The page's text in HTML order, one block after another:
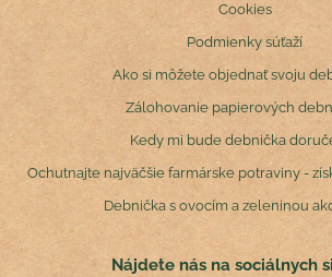
Cookies
Podmienky súťaží
Ako si môžete objednať svoju
Zálohovanie papierových
Kedy mi bude debnička
Ochutnajte najväčšie farmárske potraviny -
Debnička s ovocím a zeleninou
Nájdete nás na sociálnych